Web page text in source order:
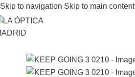
Skip to navigation Skip to main content